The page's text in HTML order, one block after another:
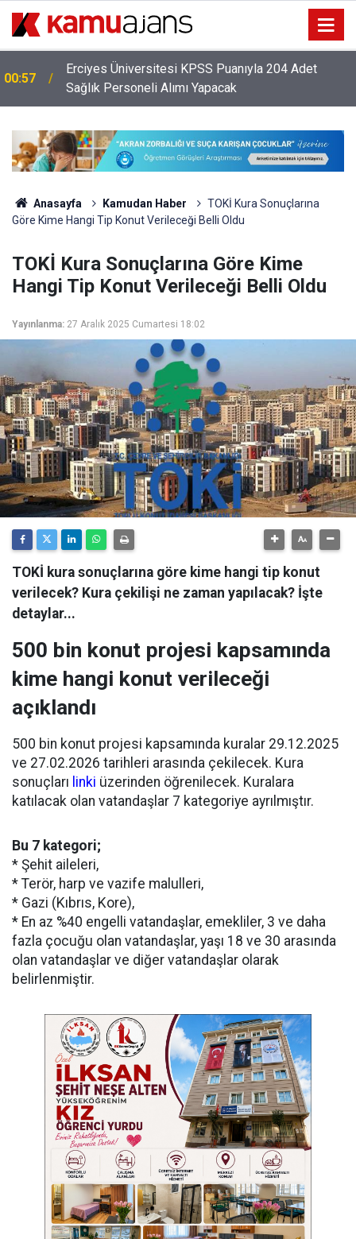
00:57
Erciyes Üniversitesi KPSS Puanıyla 204 Adet
Sağlık Personeli Alımı Yapacak
Anasayfa Kamudan Haber
TOKİ Kura Sonuçlarına
Göre Kime Hangi Tip Konut Verileceği Belli Oldu
TOKİ Kura Sonuçlarına Göre Kime
Hangi Tip Konut Verileceği Belli Oldu
Yayınlanma: 27 Aralık 2025 Cumartesi 18:02
TOKİ kura sonuçlarına göre kime hangi tip konut
verilecek? Kura çekilişi ne zaman yapılacak? İşte
detaylar...
500 bin konut projesi kapsamında
kime hangi konut verileceği
açıklandı
500 bin konut projesi kapsamında kuralar 29.12.2025
ve 27.02.2026 tarihleri arasında çekilecek. Kura
sonuçları linki üzerinden öğrenilecek. Kuralara
katılacak olan vatandaşlar 7 kategoriye ayrılmıştır.
Bu 7 kategori;
* Şehit aileleri,
* Terör, harp ve vazife malulleri,
* Gazi (Kıbrıs, Kore),
* En az %40 engelli vatandaşlar, emekliler, 3 ve daha
fazla çocuğu olan vatandaşlar, yaşı 18 ve 30 arasında
olan vatandaşlar ve diğer vatandaşlar olarak
belirlenmiştir.